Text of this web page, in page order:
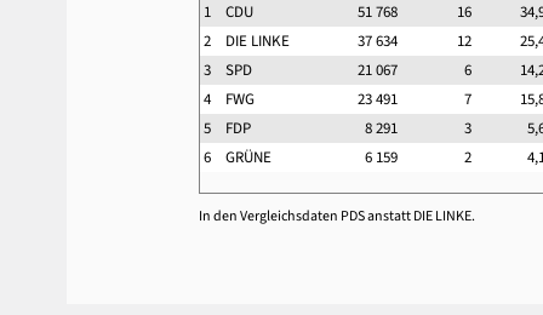
1 CDU 51 768 16
2 DIE LINKE 37 634 12
3 SPD 21 067 6
4 FWG 23 491 7
5 FDP 8 291 3
6 GRÜNE 6 159 2
In den Vergleichsdaten PDS anstatt DIE LINKE.